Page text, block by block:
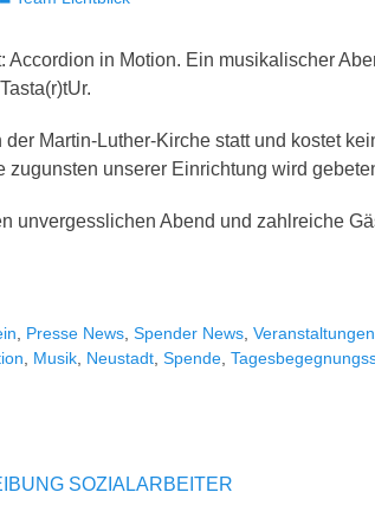
Accordion in Motion. Ein musikalischer
Martin-Luther-Kirche statt und kostet
zugunsten unserer Einrichtung wird
unvergesslichen Abend und zahlreiche
Presse News Spender News Veranstaltungen
Musik Neustadt Spende
SOZIALARBEITER